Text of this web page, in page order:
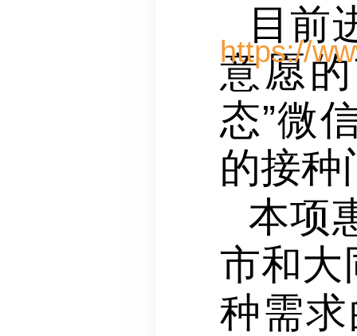
目前
意愿
态”微
的接种
本项
市和大
种需